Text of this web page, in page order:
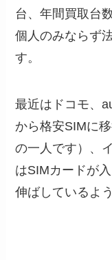
台、年間買取台
個人のみならず
す。
最近はドコモ、
から格安SIMに
の一人です）、
はSIMカードが
伸ばしているよ